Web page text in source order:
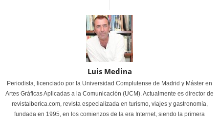
Luis Medina
Periodista, licenciado por la Universidad Complutense de Madrid y Máster en
Artes Gráficas Aplicadas a la Comunicación (UCM). Actualmente es director de
revistaiberica.com, revista especializada en turismo, viajes y gastronomía,
fundada en 1995, en los comienzos de la era Internet, siendo la primera